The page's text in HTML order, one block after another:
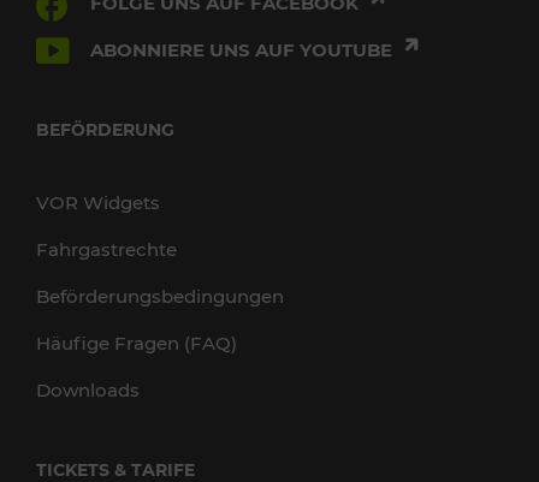
ABONNIERE UNS AUF YOUTUBE
BEFÖRDERUNG
VOR Widgets
Fahrgastrechte
Beförderungsbedingungen
Häufige Fragen (FAQ)
Downloads
TICKETS & TARIFE